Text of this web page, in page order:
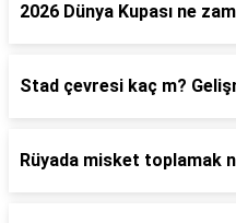
2026 Dünya Kupası ne
Stad çevresi kaç m?
Rüyada misket toplamak